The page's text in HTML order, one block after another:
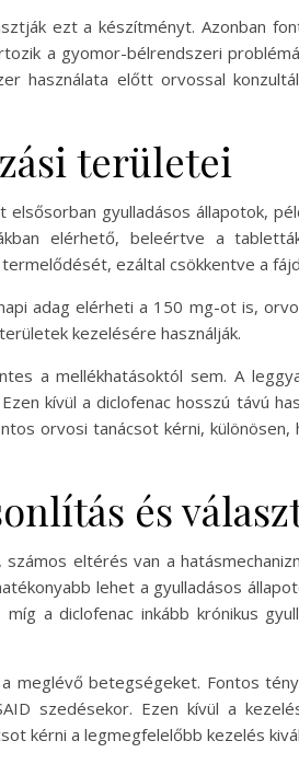
ezt a készítményt. Azonban
a gyomor-bélrendszeri
használata előtt orvossal
területei
gyulladásos állapotok,
elérhető, beleértve a
ezáltal csökkentve a
adag elérheti a 150 mg-ot is,
kezelésére használják.
a mellékhatásoktól sem. A
kívül a diclofenac hosszú távú
orvosi tanácsot kérni,
és
eltérés van a
lehet a gyulladásos
a diclofenac inkább krónikus
betegségeket. Fontos
szedésekor. Ezen kívül a
kérni a legmegfelelőbb kezelés